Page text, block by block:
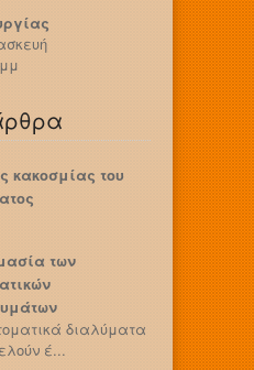
κακοσμίας του
των
διαλύματα
έ...